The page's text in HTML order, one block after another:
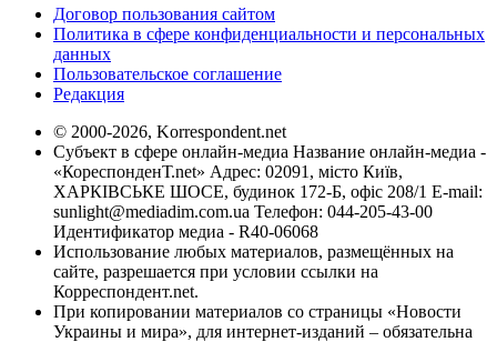
Договор пользования сайтом
Политика в сфере конфиденциальности и персональных
данных
Пользовательское соглашение
Редакция
© 2000-2026, Korrespondent.net
Субъект в сфере онлайн-медиа Название онлайн-медиа -
«КореспонденТ.net» Адрес: 02091, місто Київ,
ХАРКІВСЬКЕ ШОСЕ, будинок 172-Б, офіс 208/1 E-mail:
sunlight@mediadim.com.ua Телефон: 044-205-43-00
Идентификатор медиа - R40-06068
Использование любых материалов, размещённых на
сайте, разрешается при условии ссылки на
Корреспондент.net.
При копировании материалов со страницы «Новости
Украины и мира», для интернет-изданий – обязательна